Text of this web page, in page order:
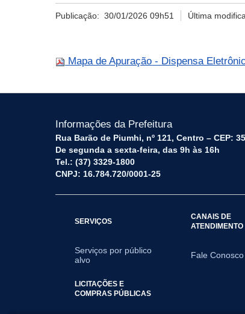
Publicação: 30/01/2026 09h51 Última
Mapa de Apuração - Dispensa
Informações da Prefeitura
Rua Barão de Piumhi, nº 121, Centro – CEP:
De segunda a sexta-feira, das 9h às 16h
Tel.: (37) 3329-1800
CNPJ: 16.784.720/0001-25
SERVIÇOS
Serviços por público
alvo
CANAIS DE
ATENDIMENTO
Fale Conosco
LICITAÇÕES E
COMPRAS PÚBLICAS